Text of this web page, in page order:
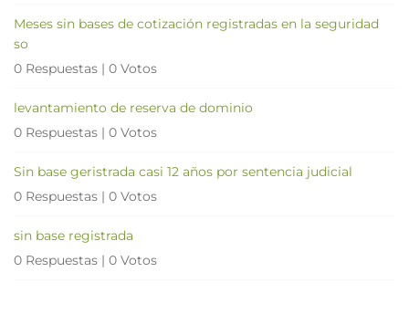
Meses sin bases de cotización registradas en la seguridad
so
0 Respuestas | 0 Votos
levantamiento de reserva de dominio
0 Respuestas | 0 Votos
Sin base geristrada casi 12 años por sentencia judicial
0 Respuestas | 0 Votos
sin base registrada
0 Respuestas | 0 Votos